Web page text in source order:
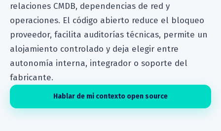
relaciones CMDB, dependencias de red y
operaciones. El código abierto reduce el bloqueo
proveedor, facilita auditorías técnicas, permite un
alojamiento controlado y deja elegir entre
autonomía interna, integrador o soporte del
fabricante.
Hablar de mi contexto open source